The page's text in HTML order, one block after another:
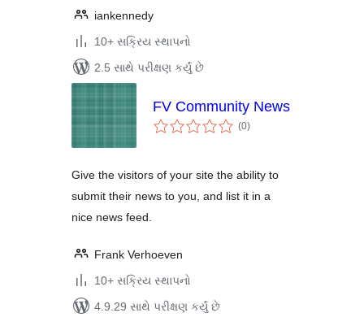
iankennedy
10+ સક્રિય સ્થાપનો
2.5 સાથે પરીક્ષણ કર્યું છે
FV Community News
(0કુલ
રેટિંગ્સ
)
Give the visitors of your site the ability to
submit their news to you, and list it in a
nice news feed.
Frank Verhoeven
10+ સક્રિય સ્થાપનો
4.9.29 સાથે પરીક્ષણ કર્યું છે